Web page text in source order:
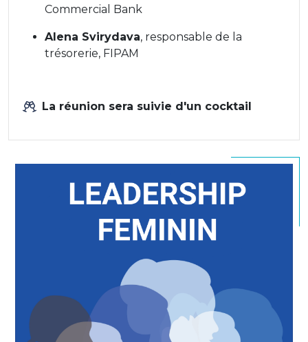
Commercial Bank
Alena Svirydava, responsable de la
trésorerie, FIPAM
La réunion sera suivie d'un cocktail